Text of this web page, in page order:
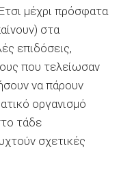
μέχρι πρόσφατα
στα
επιδόσεις,
που τελείωσαν
να πάρουν
οργανισμό
τάδε
σχετικές